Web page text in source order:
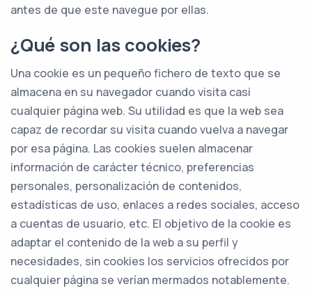
antes de que este navegue por ellas.
¿Qué son las cookies?
Una cookie es un pequeño fichero de texto que se
almacena en su navegador cuando visita casi
cualquier página web. Su utilidad es que la web sea
capaz de recordar su visita cuando vuelva a navegar
por esa página. Las cookies suelen almacenar
información de carácter técnico, preferencias
personales, personalización de contenidos,
estadísticas de uso, enlaces a redes sociales, acceso
a cuentas de usuario, etc. El objetivo de la cookie es
adaptar el contenido de la web a su perfil y
necesidades, sin cookies los servicios ofrecidos por
cualquier página se verían mermados notablemente.